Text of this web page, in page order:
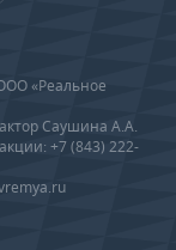
«Реальное
Саушина А.А.
+7 (843) 222-